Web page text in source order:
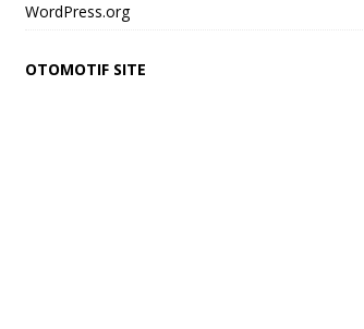
WordPress.org
OTOMOTIF SITE